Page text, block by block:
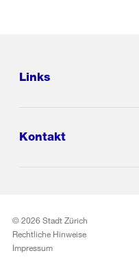
Links
Kontakt
© 2026 Stadt Zürich
Rechtliche Hinweise
Impressum